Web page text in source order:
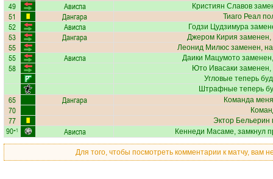
49 Ависпа Кристиян Славов
51 Дангара Тиаго Реал
52 Ависпа Годзи Цудзимура
53 Дангара Джером Кирия
55 Леонид Милюс заменен,
55 Ависпа Даики Мацумото
58 Юто Ивасаки
Угловые теперь
Штрафные теперь
65 Дангара Команда
70
77 Эктор Бельерин
90+1 Ависпа Кеннеди Масаме, замкнул
Для того, чтобы посмотреть комментарии к матчу, вам